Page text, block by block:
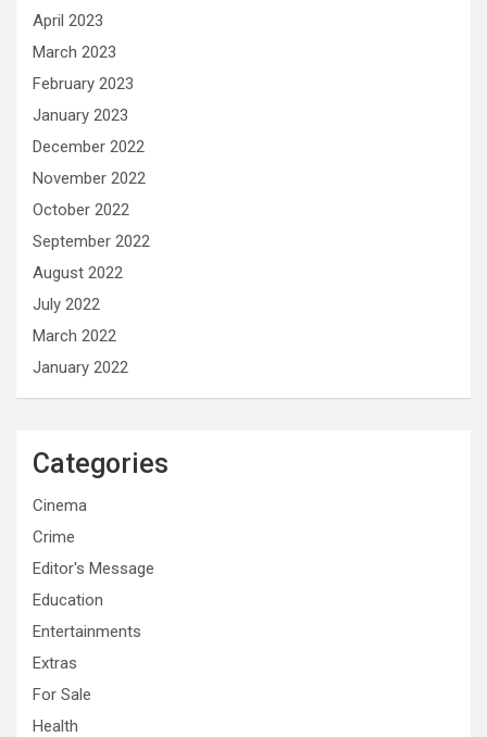
April 2023
March 2023
February 2023
January 2023
December 2022
November 2022
October 2022
September 2022
August 2022
July 2022
March 2022
January 2022
Categories
Cinema
Crime
Editor's Message
Education
Entertainments
Extras
For Sale
Health